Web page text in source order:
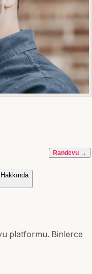
Randevu →
platformu. Binlerce